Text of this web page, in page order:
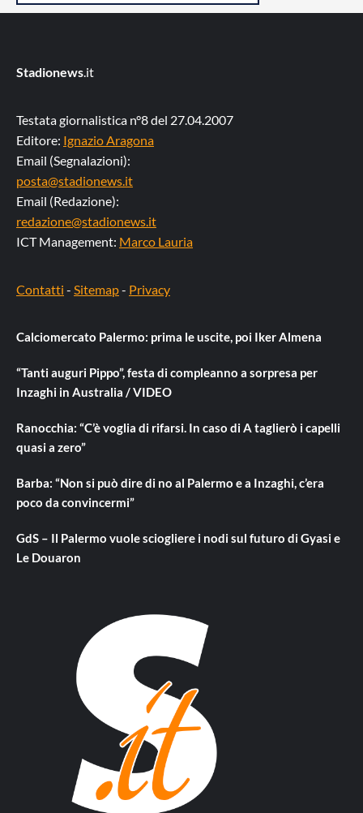
Stadionews .it
Testata giornalistica n°8 del 27.04.2007
Editore: Ignazio Aragona
Email (Segnalazioni):
posta@stadionews.it
Email (Redazione):
redazione@stadionews.it
ICT Management: Marco Lauria
Contatti - Sitemap- Privacy
Calciomercato Palermo: prima le uscite, poi Iker Almena
“Tanti auguri Pippo”, festa di compleanno a sorpresa per
Inzaghi in Australia / VIDEO
Ranocchia: “C’è voglia di rifarsi. In caso di A taglierò i capelli
quasi a zero”
Barba: “Non si può dire di no al Palermo e a Inzaghi, c’era
poco da convincermi”
GdS – Il Palermo vuole sciogliere i nodi sul futuro di Gyasi e
Le Douaron